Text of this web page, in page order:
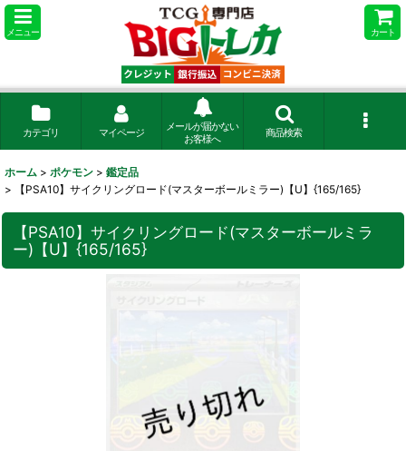
メニュー カート
カテゴリ マイページ
メールが届かない
お客様へ
商品検索
ホーム > ポケモン > 鑑定品
>
【PSA10】サイクリングロード(マスターボールミラー)【U】{165/165}
【PSA10】サイクリングロード(マスターボールミラ
ー)【U】{165/165}